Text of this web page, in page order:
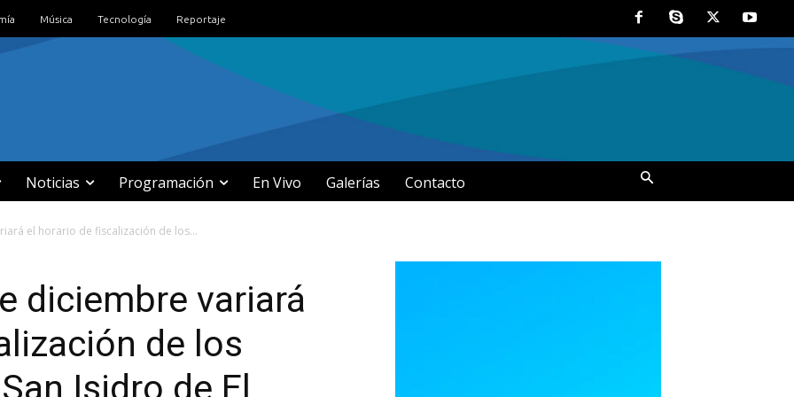
Música Tecnología Reportaje
Noticias Programación En Vivo Galerías Contacto
el horario de fiscalización de los...
diciembre variará
de los
Isidro de El